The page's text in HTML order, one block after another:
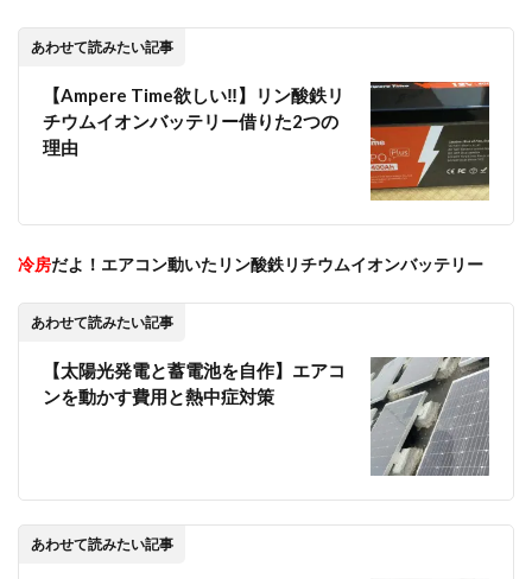
あわせて読みたい記事
【Ampere Time欲しい‼】リン酸鉄リ
チウムイオンバッテリー借りた2つの
理由
冷房だよ！エアコン動いたリン酸鉄リチウムイオンバッテリー
あわせて読みたい記事
【太陽光発電と蓄電池を自作】エアコ
ンを動かす費用と熱中症対策
あわせて読みたい記事